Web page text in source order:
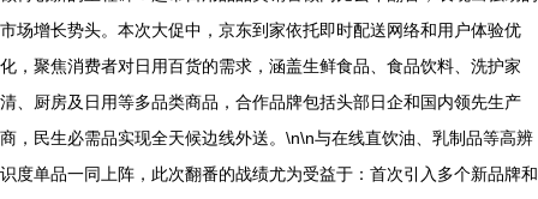
市场增长势头。本次大促中，京东到家依托即时配送网络和用户体验优
化，聚焦消费者对日用百货的需求，涵盖生鲜食品、食品饮料、洗护家
清、厨房及日用等多品类商品，合作品牌包括头部日企和国内领先生产
商，民生必需品实现全天候边线外送。\n\n与在线直饮油、乳制品等高辨
识度单品一同上阵，此次翻番的战绩尤为受益于：首次引入多个新品牌和